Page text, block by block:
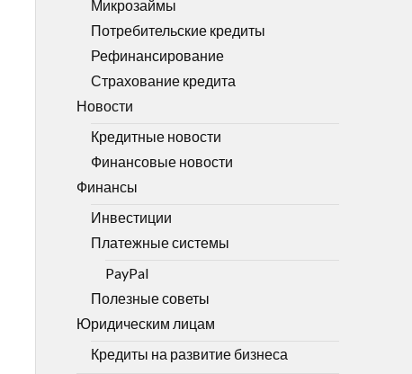
Микрозаймы
Потребительские кредиты
Рефинансирование
Страхование кредита
Новости
Кредитные новости
Финансовые новости
Финансы
Инвестиции
Платежные системы
PayPal
Полезные советы
Юридическим лицам
Кредиты на развитие бизнеса